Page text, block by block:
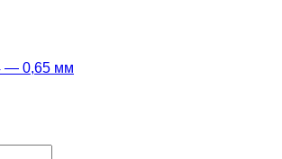
— 0,65 мм